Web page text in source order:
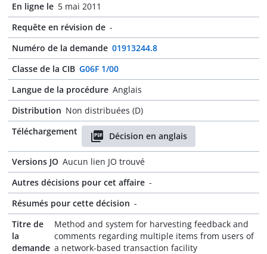
En ligne le 5 mai 2011
Requête en révision de -
Numéro de la demande 01913244.8
Classe de la CIB G06F 1/00
Langue de la procédure Anglais
Distribution Non distribuées (D)
Téléchargement
Décision en anglais
Versions JO Aucun lien JO trouvé
Autres décisions pour cet affaire -
Résumés pour cette décision -
Titre de
la
demande
Method and system for harvesting feedback and
comments regarding multiple items from users of
a network-based transaction facility